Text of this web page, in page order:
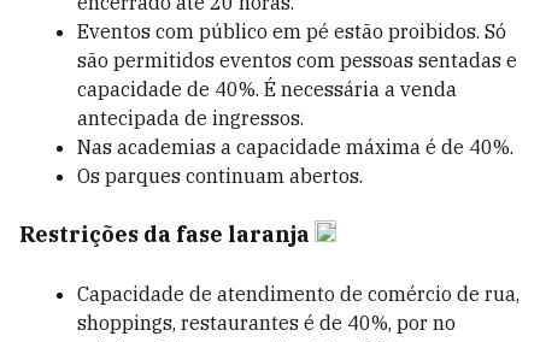
Eventos com público em pé estão proibidos. Só
são permitidos eventos com pessoas sentadas e
capacidade de 40%. É necessária a venda
antecipada de ingressos.
Nas academias a capacidade máxima é de 40%.
Os parques continuam abertos.
Restrições da fase laranja
Capacidade de atendimento de comércio de rua,
shoppings, restaurantes é de 40%, por no